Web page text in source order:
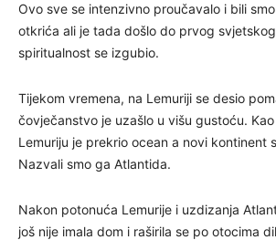
Ovo sve se intenzivno proučavalo i bili
otkrića ali je tada došlo do prvog
spiritualnost se izgubio.
Tijekom vremena, na Lemuriji se desio
čovječanstvo je uzašlo u višu gustoću.
Lemuriju je prekrio ocean a novi kontinent
Nazvali smo ga Atlantida.
Nakon potonuća Lemurije i uzdizanja
još nije imala dom i raširila se po otocima